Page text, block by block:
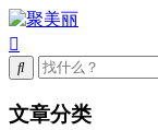
文章分类